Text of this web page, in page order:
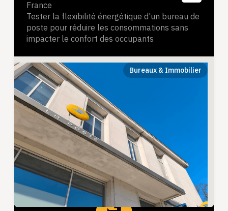
France
Tester la flexibilité énergétique d'un bureau de
poste pour réduire les consommations sans
impacter le confort des occupants
Bureaux & Immobilier